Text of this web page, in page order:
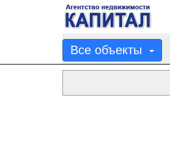
Все объекты